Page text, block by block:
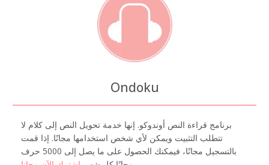
Ondoku
برنامج قراءة النص أوندوكو. إنها خدمة تحويل النص إلى كلام لا
تتطلب التثبيت ويمكن لأي شخص استخدامها مجانًا. إذا قمت
بالتسجيل مجانًا، فيمكنك الحصول على ما يصل إلى 5000 حرف